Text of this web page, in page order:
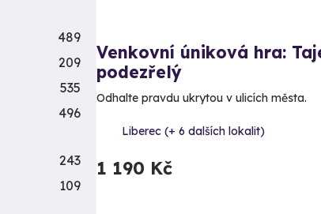
Venkovní úniková hra:
podezřelý
Odhalte pravdu ukrytou v ulicích města.
Liberec (+ 6 dalších lokalit)
1 190 Kč
489
209
535
496
243
109